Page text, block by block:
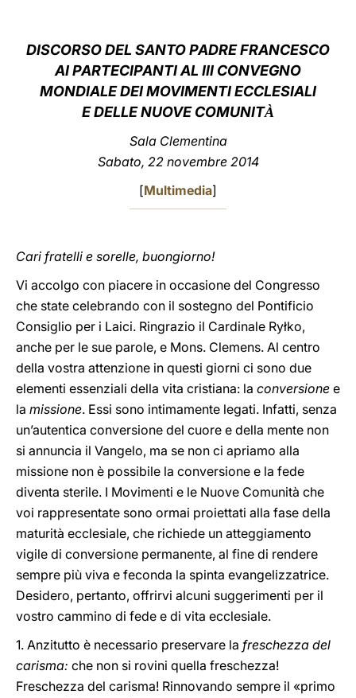
DISCORSO DEL SANTO PADRE FRANCESCO
AI PARTECIPANTI AL III CONVEGNO
MONDIALE DEI MOVIMENTI ECCLESIALI
E DELLE NUOVE COMUNITÀ
Sala Clementina
Sabato, 22 novembre 2014
[Multimedia]
Cari fratelli e sorelle, buongiorno!
Vi accolgo con piacere in occasione del Congresso
che state celebrando con il sostegno del Pontificio
Consiglio per i Laici. Ringrazio il Cardinale Ryłko,
anche per le sue parole, e Mons. Clemens. Al centro
della vostra attenzione in questi giorni ci sono due
elementi essenziali della vita cristiana: la conversione e
la missione. Essi sono intimamente legati. Infatti, senza
un’autentica conversione del cuore e della mente non
si annuncia il Vangelo, ma se non ci apriamo alla
missione non è possibile la conversione e la fede
diventa sterile. I Movimenti e le Nuove Comunità che
voi rappresentate sono ormai proiettati alla fase della
maturità ecclesiale, che richiede un atteggiamento
vigile di conversione permanente, al fine di rendere
sempre più viva e feconda la spinta evangelizzatrice.
Desidero, pertanto, offrirvi alcuni suggerimenti per il
vostro cammino di fede e di vita ecclesiale.
1. Anzitutto è necessario preservare la freschezza del
carisma: che non si rovini quella freschezza!
Freschezza del carisma! Rinnovando sempre il «primo